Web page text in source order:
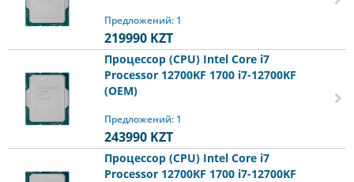
Предложений: 1
219990 KZT
Процессор (CPU) Intel Core i7
Processor 12700KF 1700 i7-12700KF
(OEM)
Предложений: 1
243990 KZT
Процессор (CPU) Intel Core i7
Processor 12700KF 1700 i7-12700KF